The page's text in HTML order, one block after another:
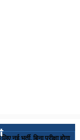
भर्ती, बिना परीक्षा होगा